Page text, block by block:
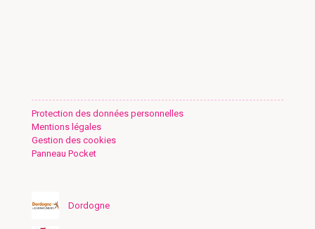
Protection des données personnelles
Mentions légales
Gestion des cookies
Panneau Pocket
Dordogne